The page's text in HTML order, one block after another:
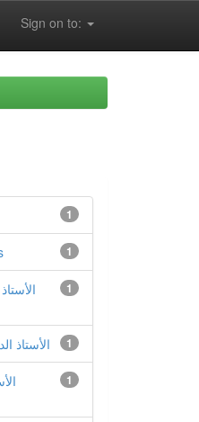
Sign on to:
1
1
1
1 الأستاذ
1